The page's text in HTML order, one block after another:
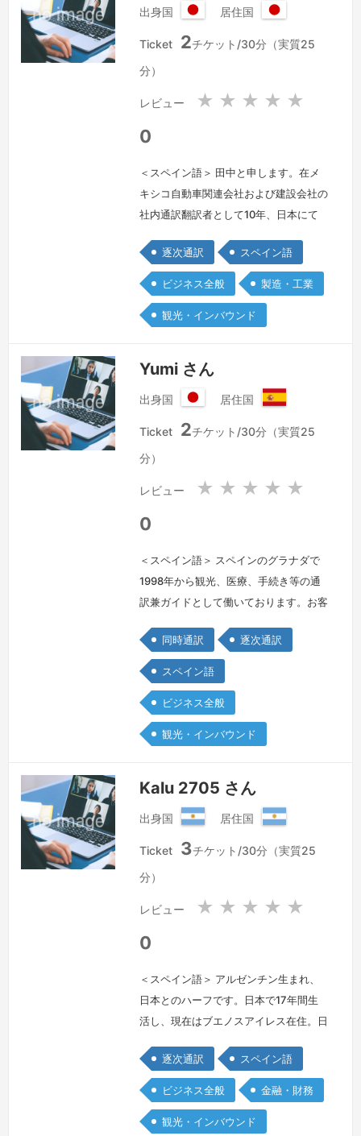
思っ…続きを見る »
出身国
本
居住国
本
Ticket 2チケット/30分（実質25
分）
レビュー ★ ★ ★ ★ ★
0
＜スペイン語＞ 田中と申します。在メ
キシコ自動車関連会社および建設会社の
社内通訳翻訳者として10年、日本にて
20年の経歴を持ちます。フリーランス
通訳者としてはこれまでに、裁判、警察
における取り調べ、スポーツ国際大会、
イベント、会議、医療、電話通訳等の経
逐次通訳 スペイン語
ビジネス全般 製造・工業
観光・インバウンド
Yumi さん
出身国
本
居住国
ペ
Ticket 2チケット/30分（実質25
分）
レビュー ★ ★ ★ ★ ★
0
＜スペイン語＞ スペインのグラナダで
1998年から観光、医療、手続き等の通
訳兼ガイドとして働いております。お客
致します。続きを見る »
同時通訳 逐次通訳
スペイン語
ビジネス全般
観光・インバウンド
Kalu 2705 さん
出身国
ル
チ
国
居住国
ル
チ
国
Ticket 3チケット/30分（実質25
分）
レビュー ★ ★ ★ ★ ★
0
＜スペイン語＞ アルゼンチン生まれ、
日本とのハーフです。日本で17年間生
活し、現在はブエノスアイレス在住。日
す。翻訳、通訳経験は、10年です。よ
ろしくお願いします。続きを見る »
逐次通訳 スペイン語
ビジネス全般 金融・財務
観光・インバウンド